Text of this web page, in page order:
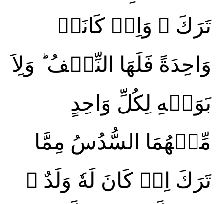
تَرَكَ‌ ۚ وَاِنۡ كَانَتۡ
وَاحِدَةً فَلَهَا النِّصۡفُ‌ ؕ وَلِاَ
بَوَيۡهِ لِكُلِّ وَاحِدٍ
مِّنۡهُمَا السُّدُسُ مِمَّا
تَرَكَ اِنۡ كَانَ لَهٗ وَلَدٌ ۚ